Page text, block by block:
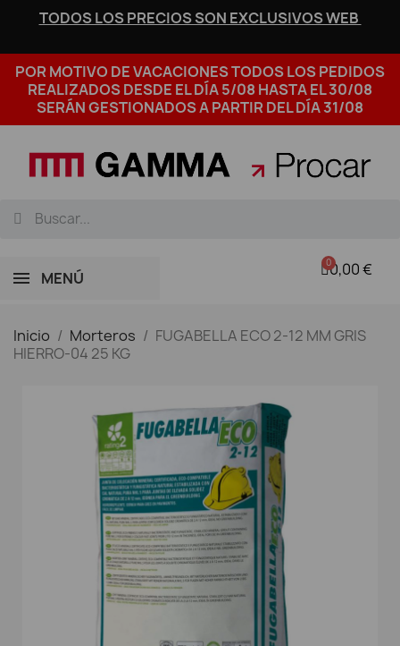
TODOS LOS PRECIOS SON EXCLUSIVOS WEB
POR MOTIVO DE VACACIONES TODOS LOS PEDIDOS
REALIZADOS DESDE EL DÍA 5/08 HASTA EL 30/08
SERÁN GESTIONADOS A PARTIR DEL DÍA 31/08
MENÚ 0,00 €
Inicio Morteros
FUGABELLA ECO 2-12 MM GRIS
HIERRO-04 25 KG